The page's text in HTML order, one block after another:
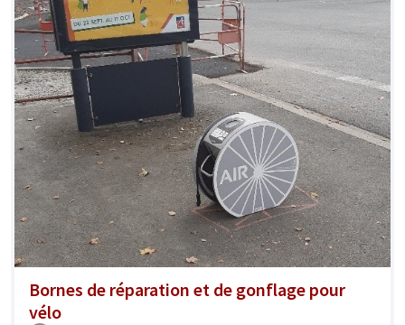
Bornes de réparation et de gonflage pour
vélo